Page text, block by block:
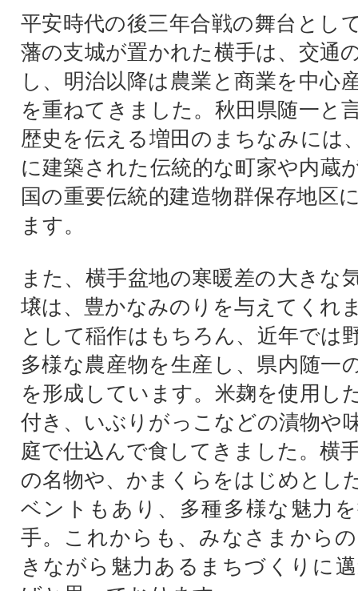
平安時代の後三年合戦の舞台とし
藩の支城が置かれた横手は、交通
し、明治以降は農業と商業を中心
を重ねてきました。秋田県随一と
歴史を伝える増田のまちなみには
に建築された伝統的な町家や内蔵
国の重要伝統的建造物群保存地区
ます。
また、横手盆地の寒暖差の大きな
壌は、豊かなみのりを与えてくれ
として稲作はもちろん、近年では
多様な農産物を生産し、県内随一
を形成しています。米麹を使用し
付き、いぶりがっこなどの漬物や
庭で仕込んで食してきました。横
の名物や、かまくらをはじめとし
ベントもあり、多種多様な魅力
手。これからも、みなさまから
きながら魅力あるまちづくりに